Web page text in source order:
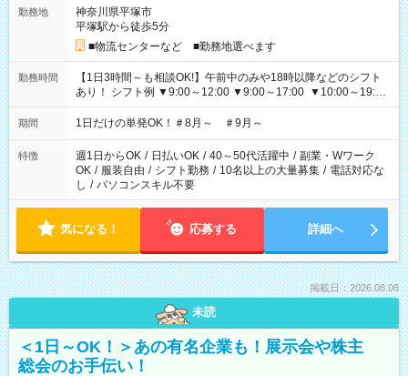
勤務地
神奈川県平塚市
平塚駅から徒歩5分
■物流センターなど ■勤務地選べます
勤務時間
【1日3時間～も相談OK!】午前中のみや18時以降などのシフト
あり！ シフト例 ▼9:00～12:00 ▼9:00～17:00 ▼10:00～19:00
▼18:00～21:00
期間 1日だけの単発OK！＃8月～ ＃9月～
特徴 週1日からOK / 日払いOK / 40～50代活躍中 / 副業・Wワーク
OK / 服装自由 / シフト勤務 / 10名以上の大量募集 / 電話対応な
し / パソコンスキル不要
気になる！ 応募する 詳細へ
掲載日：2026.08.06
未読
＜1日～OK！＞あの有名企業も！展示会や株主
総会のお手伝い！